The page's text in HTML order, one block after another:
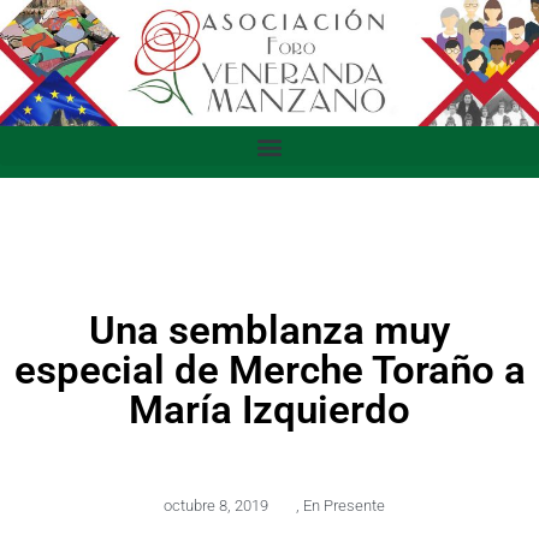
Una semblanza muy
especial de Merche Toraño a
María Izquierdo
octubre 8, 2019 , En Presente